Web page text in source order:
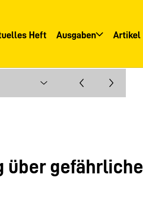
Heft Ausgaben
Informationsservice
Artikel
über gefährliche